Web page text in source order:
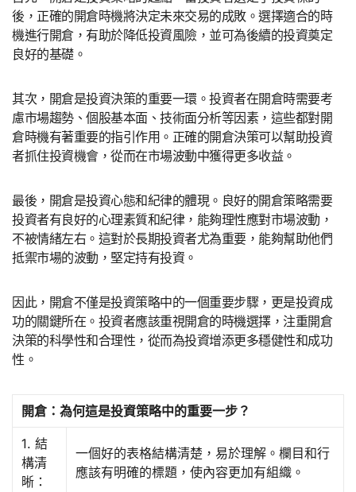
後，正確的開倉時機將決定未來交易的成敗。選擇適合的時
機進行開倉，有助於降低投資風險，並可為後續的投資奠定
良好的基礎。
其次，開倉是投資決策的重要一環。投資者在開倉時需要考
慮市場趨勢、個股基本面、技術面分析等因素，這些都對開
倉時機有著重要的指引作用。正確的開倉決策可以幫助投資
者抓住投資機會，從而在市場波動中獲得更多收益。
最後，開倉是投資心態和紀律的體現。良好的開倉策略需要
投資者有良好的心理素質和紀律，能夠理性應對市場波動，
不被情緒左右。這對於長期投資者尤為重要，能夠幫助他們
抵禦市場的波動，堅定持有投資。
因此，開倉不僅是投資策略中的一個重要步驟，更是投資成
功的關鍵所在。投資者應該重視開倉的時機選擇，注重開倉
決策的科學性和合理性，從而為投資增添更多穩健性和成功
性。
開倉：為何這是投資策略中的重要一步？
1. 結
構清
晰：
一個好的表格結構清楚，易於理解。欄目和行
應該有明確的標題，使內容更加有組織。